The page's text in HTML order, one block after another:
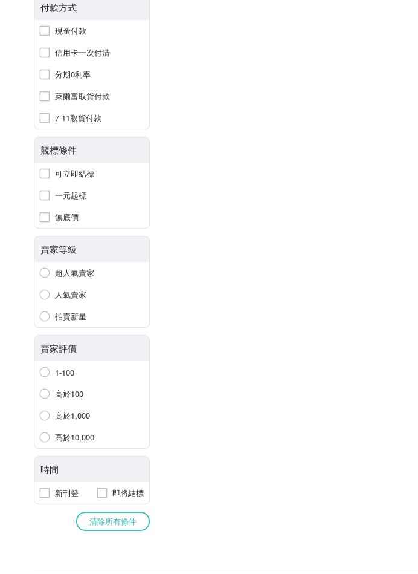
付款方式
現金付款
信用卡一次付清
分期0利率
萊爾富取貨付款
7-11取貨付款
競標條件
可立即結標
一元起標
無底價
賣家等級
超人氣賣家
人氣賣家
拍賣新星
賣家評價
1-100
高於100
高於1,000
高於10,000
時間
新刊登 即將結標
清除所有條件